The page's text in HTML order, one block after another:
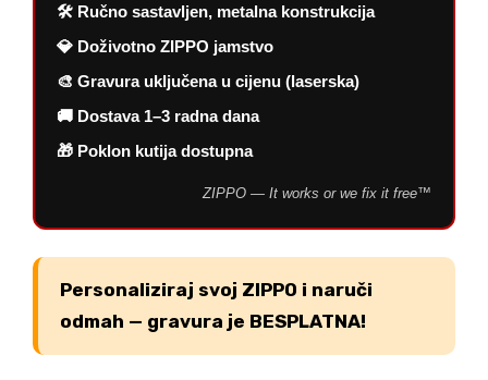
🛠 Ručno sastavljen, metalna konstrukcija
💎 Doživotno ZIPPO jamstvo
🎨 Gravura uključena u cijenu (laserska)
🚚 Dostava 1–3 radna dana
🎁 Poklon kutija dostupna
ZIPPO — It works or we fix it free™
Personaliziraj svoj ZIPPO i naruči
odmah — gravura je BESPLATNA!